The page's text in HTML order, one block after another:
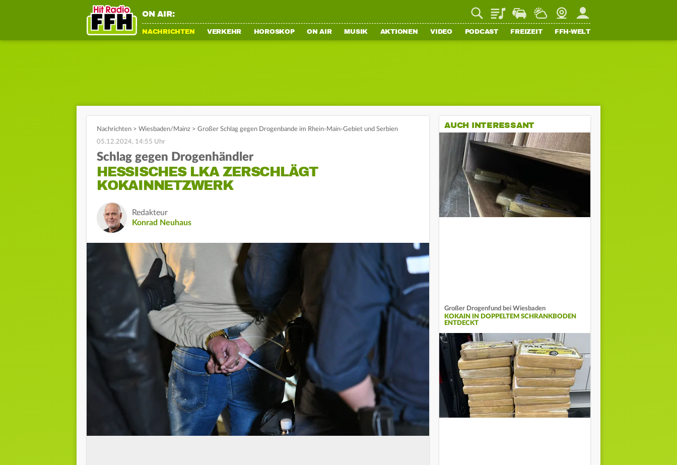
ON AIR: PlaylistStaupilotWetterWebcamMein FFH
NACHRICHTEN VERKEHR HOROSKOP ON AIR MUSIK AKTIONEN VIDEO PODCAST FREIZEIT FFH-WELT
Nachrichten > Wiesbaden/Mainz > Großer Schlag gegen Drogenbande im Rhein-Main-Gebiet und Serbien
05.12.2024, 14:55 Uhr
Schlag gegen Drogenhändler
HESSISCHES LKA ZERSCHLÄGT
KOKAINNETZWERK
Redakteur
Konrad Neuhaus
AUCH INTERESSANT
Großer Drogenfund bei Wiesbaden
KOKAIN IN DOPPELTEM SCHRANKBODEN
ENTDECKT